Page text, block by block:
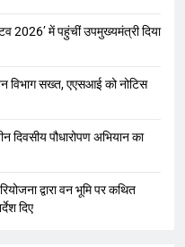
2026’ में पहुंचीं उपमुख्यमंत्री दिया
विभाग सख्त, एएसआई को नोटिस
दिवसीय पौधारोपण अभियान का
द्वारा वन भूमि पर कथित
दिए